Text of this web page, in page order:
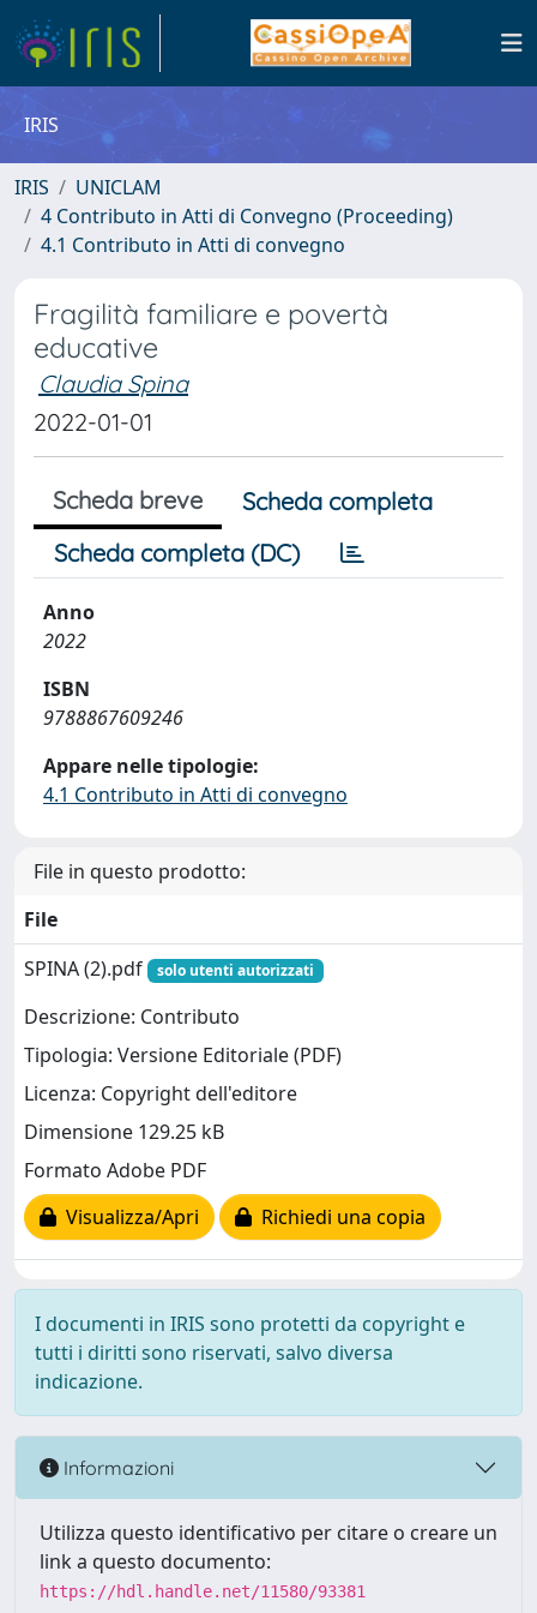
IRIS
IRIS
UNICLAM
4 Contributo in Atti di Convegno (Proceeding)
4.1 Contributo in Atti di convegno
Fragilità familiare e povertà
educative
Claudia Spina
2022-01-01
Scheda breve
Scheda completa
Scheda completa (DC)
Anno
2022
ISBN
9788867609246
Appare nelle tipologie:
4.1 Contributo in Atti di convegno
File in questo prodotto:
File
SPINA (2).pdf
solo utenti autorizzati
Descrizione: Contributo
Tipologia: Versione Editoriale (PDF)
Licenza: Copyright dell'editore
Dimensione 129.25 kB
Formato Adobe PDF
Visualizza/Apri
Richiedi una copia
I documenti in IRIS sono protetti da copyright e
tutti i diritti sono riservati, salvo diversa
indicazione.
Informazioni
Utilizza questo identificativo per citare o creare un
link a questo documento:
https://hdl.handle.net/11580/93381